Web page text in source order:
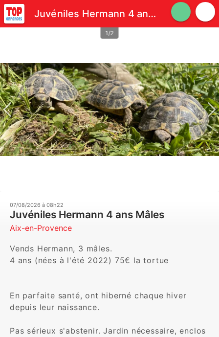
Juvéniles Hermann 4 ans Mâles
1/2
07/08/2026 à 08h22
Juvéniles Hermann 4 ans Mâles
Aix-en-Provence
Vends Hermann, 3 mâles.
4 ans (nées à l'été 2022) 75€ la tortue
En parfaite santé, ont hiberné chaque hiver
depuis leur naissance.
Pas sérieux s'abstenir. Jardin nécessaire, enclos